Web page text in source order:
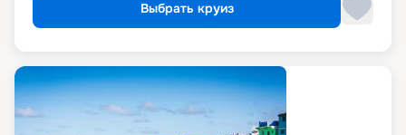
Выбрать круиз